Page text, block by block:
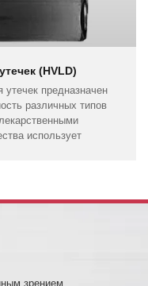
(HVLD)
утечек предназначен
различных типов
использует
зрением